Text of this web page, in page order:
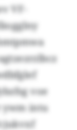
VF-
voe
ywm intu